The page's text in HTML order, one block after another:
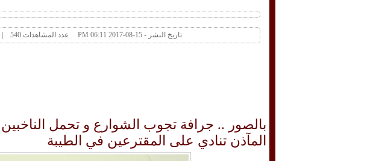
تاريخ النشر - 15-08-2017 06:11 PM عدد المشاهدات 540 | عدد التعليقات 0
بالصور .. جرافة تجوب الشوارع و تحمل
المآذن تنادي على المقترعين في الطيبة